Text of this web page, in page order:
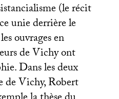
(le récit
unie derrière le
ouvrages en
de Vichy ont
Dans les deux
de Vichy, Robert